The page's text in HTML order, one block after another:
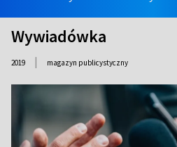
Wywiadówka
2019 | magazyn publicystyczny